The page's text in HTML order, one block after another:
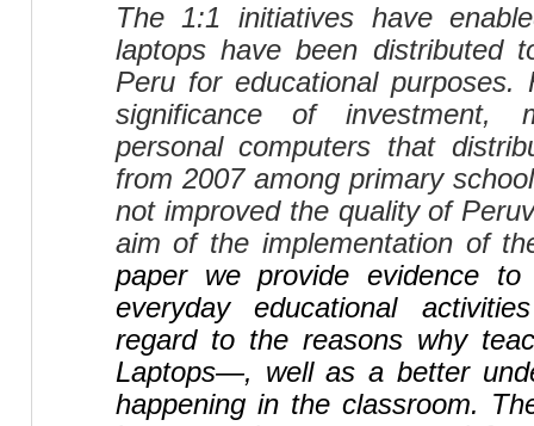
The 1:1 initiatives have
laptops have been distributed
Peru for educational purposes.
significance of investment,
personal computers that
from 2007 among primary
not improved the quality of
aim of the implementation of
paper we provide evidence
everyday educational
regard to the reasons why
Laptops—, well as a better
happening in the classroom.